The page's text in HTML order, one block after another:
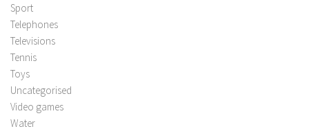
Sport
Telephones
Televisions
Tennis
Toys
Uncategorised
Video games
Water